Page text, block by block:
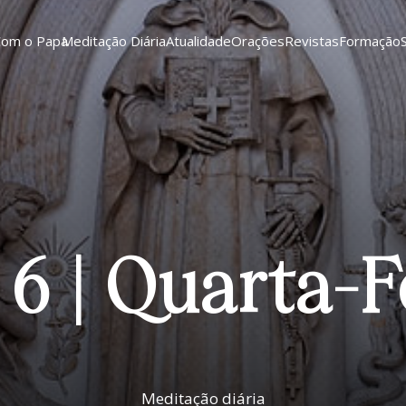
o PapaMeditação DiáriaAtualidadeOraçõesRevistasFormação
| Quarta-
Meditação diária